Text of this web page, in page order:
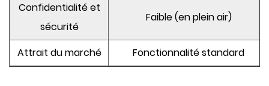
Confidentialité et
sécurité
Faible (en plein air)
Attrait du marché Fonctionnalité standard